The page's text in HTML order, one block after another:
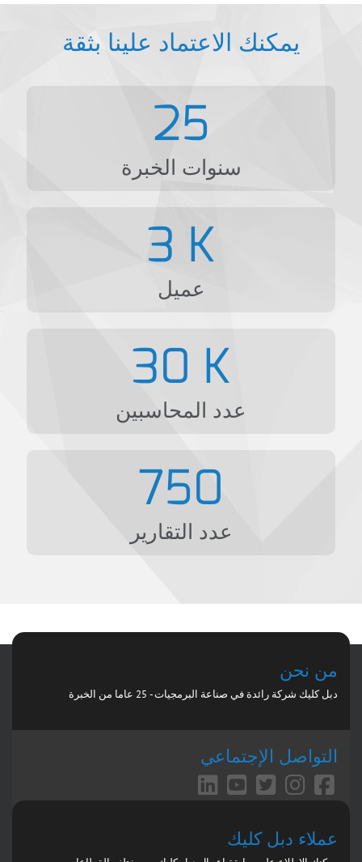
يمكنك الاعتماد علينا بثقة
25
سنوات الخبرة
3 K
عميل
30 K
عدد المحاسبين
750
عدد التقارير
من نحن
دبل كليك شركة رائدة في صناعة البرمجيات - 25 عاما من الخبرة
التواصل الإجتماعي
عملاء دبل كليك